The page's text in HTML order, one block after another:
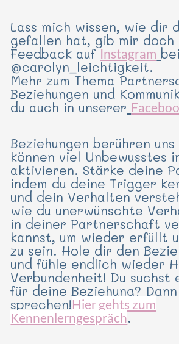
Lass mich wissen, wie dir
gefallen hat, gib mir doch
Feedback aufInstagram bei
@carolyn_leichtigkeit.
Mehr zum Thema
Beziehungen und
du auch in unserer
Beziehungen berühren
können viel Unbewusstes
aktivieren. Stärke deine
indem du deine Trigger
und dein Verhalten
wie du unerwünschte
in deiner Partnerschaft
kannst, um wieder erfüllt
zu sein. Hole dir den
und fühle endlich wieder
Verbundenheit! Du suchst
für deine Beziehung?
sprechen!Hier gehts zum
Kennenlerngespräch.